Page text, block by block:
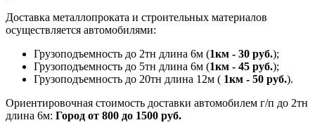
Доставка металлопроката и строительных материалов
осуществляется автомобилями:
Грузоподъемность до 2тн длина 6м (1км - 30 руб.);
Грузоподъемность до 5тн длина 6м (1км - 45 руб.);
Грузоподъемность до 20тн длина 12м ( 1км - 50 руб.).
Ориентировочная стоимость доставки автомобилем г/п до 2тн
длина 6м: Город от 800 до 1500 руб.